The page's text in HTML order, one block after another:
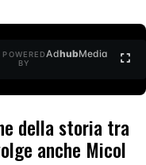
POWERED
BY
AdhubMedia
della storia tra
anche Micol